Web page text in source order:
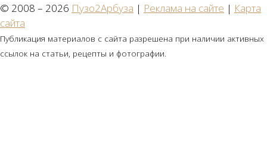
© 2008 – 2026 Пузо2Арбуза | Реклама на сайте | Карта
сайта
Публикация материалов с сайта разрешена при наличии активных
ссылок на статьи, рецепты и фотографии.